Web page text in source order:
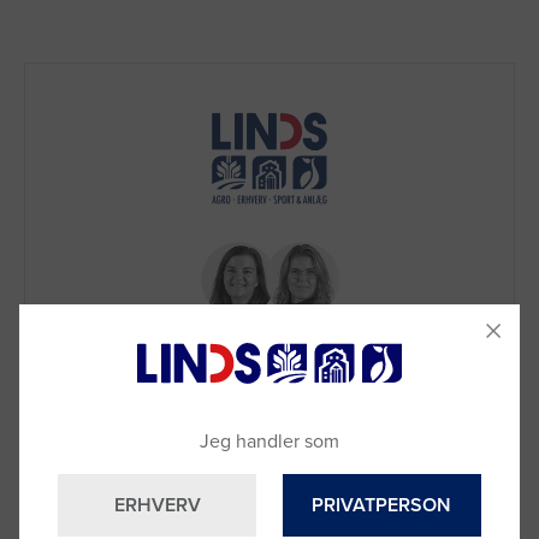
Jeg handler som
ERHVERV PRIVATPERSON